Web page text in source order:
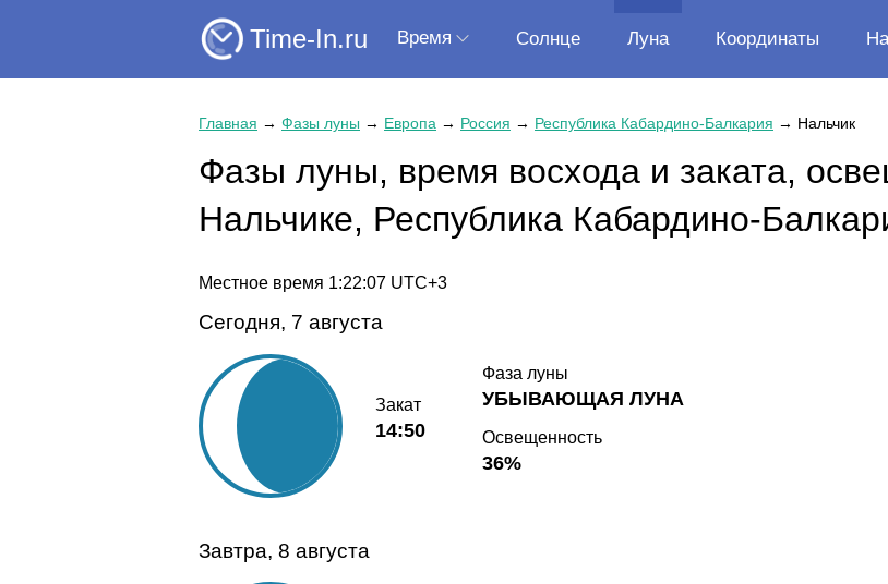
Time-In.ru Время Солнце Луна Координаты
Главная → Фазы луны → Европа → Россия → Республика Кабардино-Балкария → Нальчик
Фазы луны, время восхода и заката,
Нальчике, Республика Кабардино-
Местное время 1:22:07 UTC+3
Сегодня, 7 августа
Закат
14:50
Фаза луны
УБЫВАЮЩАЯ ЛУНА
Освещенность
36%
Завтра, 8 августа